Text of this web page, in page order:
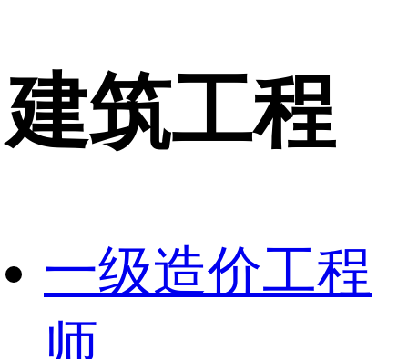
建筑工程
一级造价工程
师